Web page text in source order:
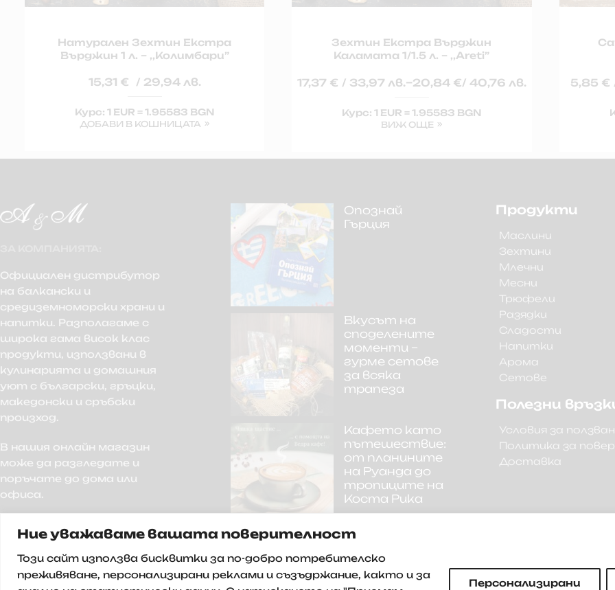
Ние уважаваме вашата поверителност
Този сайт използва бисквитки за по-добро потребителско
преживяване, персонализирани реклами и съзъдржание, както и за
Персонализирани
Натурален Зехтин Екстра
Върджин 1 л. – ,,Колимбари”
15,31 € / 29,94 лв.
Курс: 1 EUR = 1.95583 BGN
ДОБАВИ В КОШНИЦАТА
Зехтин Екстра Върджин
Каламата 1/1.5 л. – ,,Areti”
17,37 € / 33,97 лв.–20,84 €/ 40,76 лв.
Курс: 1 EUR = 1.95583 BGN
ВИЖ ОЩЕ
5,85 €
Официален дистрибутор
на балкански и
средиземноморски храни и
напитки. Разполагаме с
широка гама висок клас
продукти, използвани в
кулинарията и домашния
уют с български, гръцки,
македонски и сръбски
произход.
В нашия онлайн магазин
може да разгледате и
поръчате до дома или
офиса.
Опознай
Гърция
Вкусът на
споделените
моменти –
гурме сетове
за всяка
трапеза
Кафето като
пътешествие:
от планините
на Руанда до
тропиците на
Коста Рика
Продукти
Маслини
Зехтини
Млечни
Месни
Трюфели
Разядки
Сладости
Напитки
Арома
Сетове
Полезни
Условия за
Политика за
Доставка